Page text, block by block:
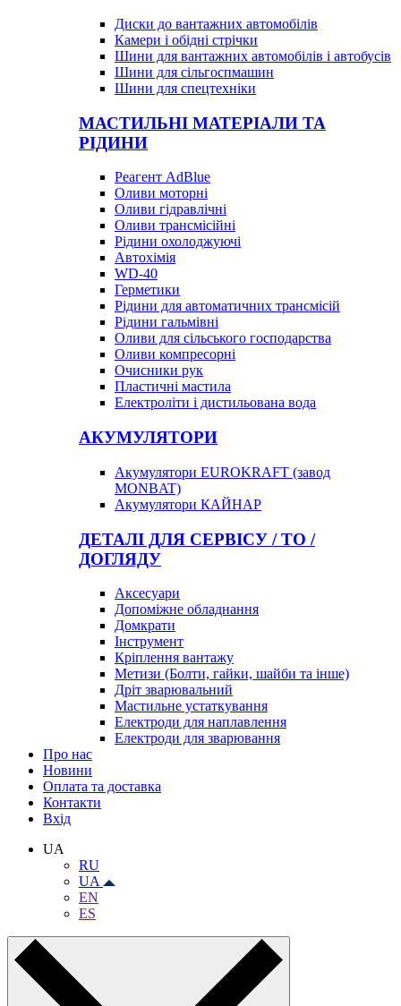
Диски до вантажних автомобілів
Камери і обідні стрічки
Шини для вантажних автомобілів і автобусів
Шини для сільгоспмашин
Шини для спецтехніки
МАСТИЛЬНІ МАТЕРІАЛИ ТА
РІДИНИ
Реагент AdBlue
Оливи моторні
Оливи гідравлічні
Оливи трансмісійні
Рідини охолоджуючі
Автохімія
WD-40
Герметики
Рідини для автоматичних трансмісій
Рідини гальмівні
Оливи для сільського господарства
Оливи компресорні
Очисники рук
Пластичні мастила
Електроліти і дистильована вода
АКУМУЛЯТОРИ
Акумулятори EUROKRAFT (завод
MONBAT)
Акумулятори КАЙНАР
ДЕТАЛІ ДЛЯ СЕРВІСУ / ТО /
ДОГЛЯДУ
Аксесуари
Допоміжне обладнання
Домкрати
Інструмент
Кріплення вантажу
Метизи (Болти, гайки, шайби та інше)
Дріт зварювальний
Мастильне устаткування
Електроди для наплавлення
Електроди для зварювання
Про нас
Новини
Оплата та доставка
Контакти
Вхiд
UA
RU
UA
EN
ES